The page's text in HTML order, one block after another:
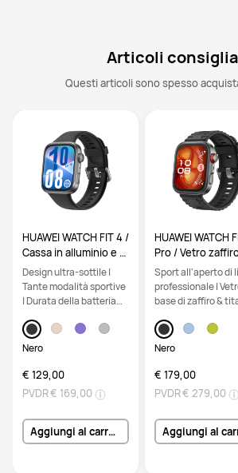
Articoli
Questi articoli sono spesso
HUAWEI WATCH FIT 4 /
Cassa in alluminio e ci
nturino nero / Fino a 1
0 giorni di autonomia
e compatibile con iOS
Design ultra-sottile |
Tante modalità sportive
| Durata della batteria
Nero
€ 129,00
PVDR€ 169,00
Aggiungi al carrello
HUAWEI WATCH
Pro / Vetro zaffiro
ssa in titanio e
no nero / Fino a
rni di autonomia
ndroid
Sport all'aperto di
professionale |
base di zaffiro &
batteria fino a 10
Nero
€ 179,00
PVDR€ 279,00